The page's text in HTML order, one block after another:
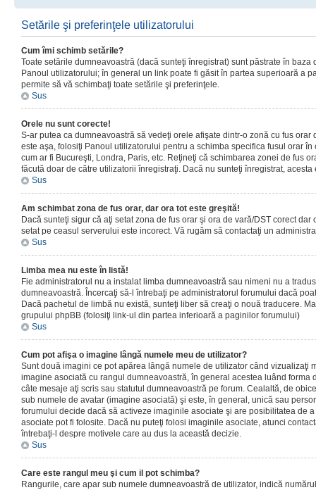
Setările şi preferinţele utilizatorului
Cum îmi schimb setările?
Toate setările dumneavoastră (dacă sunteţi înregistrat) sunt păstrate în baza
Panoul utilizatorului; în general un link poate fi găsit în partea superioară a
permite să vă schimbaţi toate setările şi preferinţele.
Sus
Orele nu sunt corecte!
S-ar putea ca dumneavoastră să vedeţi orele afişate dintr-o zonă cu fus orar
este aşa, folosiţi Panoul utilizatorului pentru a schimba specifica fusul orar
cum ar fi Bucureşti, Londra, Paris, etc. Reţineţi că schimbarea zonei de fus
făcută doar de către utilizatorii înregistraţi. Dacă nu sunteţi înregistrat, acesta
Sus
Am schimbat zona de fus orar, dar ora tot este greşită!
Dacă sunteţi sigur că aţi setat zona de fus orar şi ora de vară/DST corect
setat pe ceasul serverului este incorect. Vă rugăm să contactaţi un
Sus
Limba mea nu este în listă!
Fie administratorul nu a instalat limba dumneavoastră sau nimeni nu a
dumneavoastră. Încercaţi să-l întrebaţi pe administratorul forumului dacă
Dacă pachetul de limbă nu există, sunteţi liber să creaţi o nouă traducere.
grupului phpBB (folosiţi link-ul din partea inferioară a paginilor forumului)
Sus
Cum pot afişa o imagine lângă numele meu de utilizator?
Sunt două imagini ce pot apărea lângă numele de utilizator când vizualizaţi
imagine asociată cu rangul dumneavoastră, în general acestea luând forma
câte mesaje aţi scris sau statutul dumneavoastră pe forum. Cealaltă, de
sub numele de avatar (imagine asociată) şi este, în general, unică sau
forumului decide dacă să activeze imaginile asociate şi are posibilitatea de
asociate pot fi folosite. Dacă nu puteţi folosi imaginile asociate, atunci
întrebaţi-l despre motivele care au dus la această decizie.
Sus
Care este rangul meu şi cum il pot schimba?
Rangurile, care apar sub numele dumneavoastră de utilizator, indică